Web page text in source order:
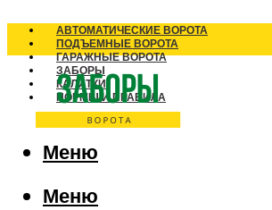
АВТОМАТИЧЕСКИЕ ВОРОТА
ПОДЪЕМНЫЕ ВОРОТА
ГАРАЖНЫЕ ВОРОТА
ЗАБОРЫ
КАЛИТКИ
НОРМЫ И ПРАВИЛА
Меню
Меню